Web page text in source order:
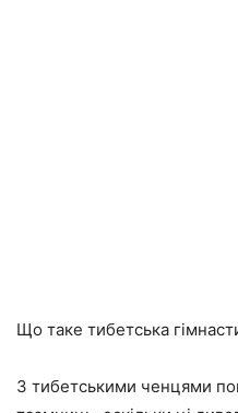
Що таке тибетська
З тибетськими ченцями